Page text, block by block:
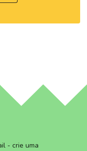
- crie uma